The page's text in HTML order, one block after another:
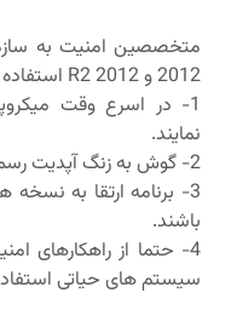
متخصصین امنیت به
2012 و 2012 R2 استفاده می کند، پیشنهاد میدهد:
1- در اسرع وقت
نمایند.
2- گوش به زنگ آپدیت رسمی مایکروسافت باشند.
3- برنامه ارتقا به
باشند.
4- حتما از راهکارهای
سیستم های حیاتی